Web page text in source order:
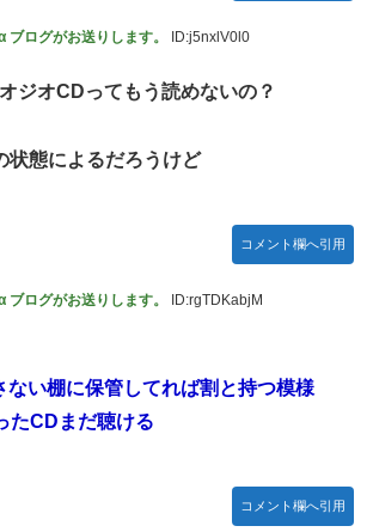
ログがお送りします。 ID:j5nxlV0l0
ジオCDってもう読めないの？
状態によるだろうけど
コメント欄へ引用
ログがお送りします。 ID:rgTDKabjM
ない棚に保管してれば割と持つ模様
たCDまだ聴ける
コメント欄へ引用